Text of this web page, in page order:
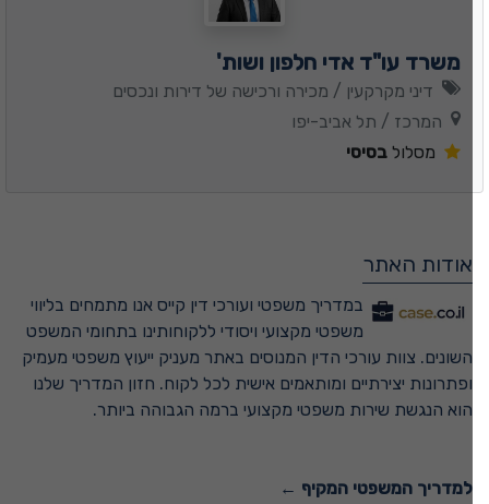
משרד עו"ד אדי חלפון ושות'
דיני מקרקעין / מכירה ורכישה של דירות ונכסים
המרכז / תל אביב-יפו
מסלולבסיסי
אודות האתר
במדריך משפטי ועורכי דין קייס אנו מתמחים בליווי
משפטי מקצועי ויסודי ללקוחותינו בתחומי המשפט
השונים. צוות עורכי הדין המנוסים באתר מעניק ייעוץ משפטי מעמיק
ופתרונות יצירתיים ומותאמים אישית לכל לקוח. חזון המדריך שלנו
הוא הנגשת שירות משפטי מקצועי ברמה הגבוהה ביותר.
למדריך המשפטי המקיף ←